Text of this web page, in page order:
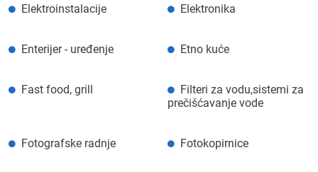
Elektroinstalacije Elektronika
Enterijer - uređenje Etno kuće
Fast food, grill
Filteri za vodu,sistemi za
prečišćavanje vode
Fotografske radnje Fotokopirnice